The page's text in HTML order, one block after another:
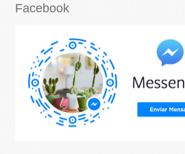
Facebook